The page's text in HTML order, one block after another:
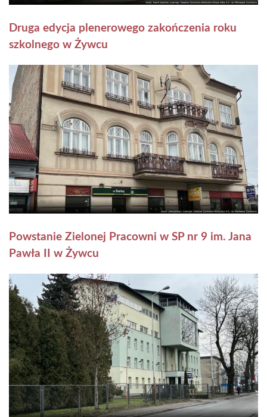
Druga edycja plenerowego zakończenia roku
szkolnego w Żywcu
Powstanie Zielonej Pracowni w SP nr 9 im. Jana
Pawła II w Żywcu